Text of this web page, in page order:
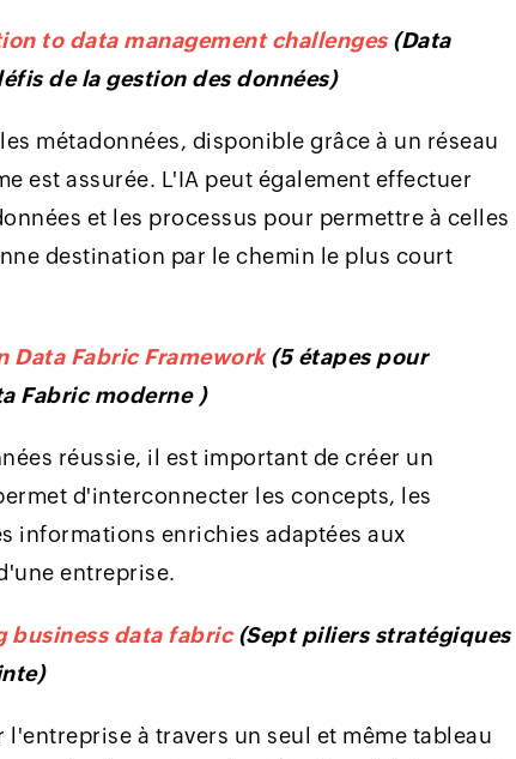
to data management challenges(Data
de la gestion des données)
métadonnées, disponible grâce à un réseau
est assurée. L'IA peut également effectuer
et les processus pour permettre à celles
destination par le chemin le plus court
Data Fabric Framework(5 étapes pour
Fabric moderne )
réussie, il est important de créer un
d'interconnecter les concepts, les
informations enrichies adaptées aux
entreprise.
business data fabric(Sept piliers stratégiques
à travers un seul et même tableau